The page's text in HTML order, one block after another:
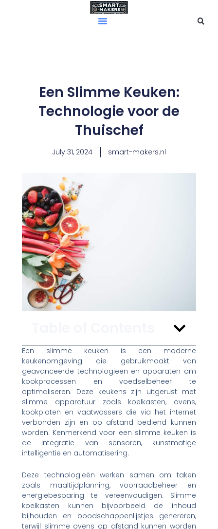
Een Slimme Keuken:
Technologie voor de
Thuischef
July 31, 2024 smart-makers.nl
Een slimme keuken is een moderne
keukenomgeving die gebruikmaakt van
geavanceerde technologieën en apparaten om
kookprocessen en voedselbeheer te
optimaliseren. Deze keukens zijn uitgerust met
slimme apparatuur zoals koelkasten, ovens,
kookplaten en vaatwassers die via het internet
verbonden zijn en op afstand bediend kunnen
worden. Kenmerkend voor een slimme keuken is
de integratie van sensoren, kunstmatige
intelligentie en automatisering.
Deze technologieën werken samen om taken
zoals maaltijdplanning, voorraadbeheer en
energiebesparing te vereenvoudigen. Slimme
koelkasten kunnen bijvoorbeeld de inhoud
bijhouden en boodschappenlijstjes genereren,
terwijl slimme ovens op afstand kunnen worden